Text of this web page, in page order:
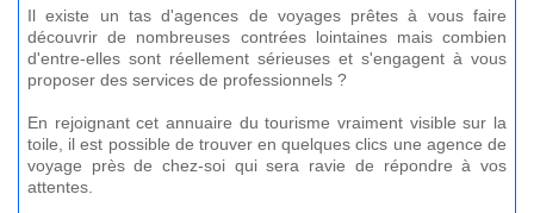
Il existe un tas d'agences de voyages prêtes à vous faire
découvrir de nombreuses contrées lointaines mais combien
d'entre-elles sont réellement sérieuses et s'engagent à vous
proposer des services de professionnels ?
En rejoignant cet annuaire du tourisme vraiment visible sur la
toile, il est possible de trouver en quelques clics une agence de
voyage près de chez-soi qui sera ravie de répondre à vos
attentes.